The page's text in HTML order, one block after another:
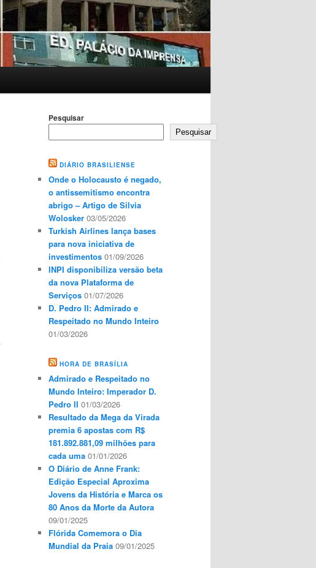
Pesquisar
Pesquisar
DIÁRIO BRASILIENSE
Onde o Holocausto é negado,
o antissemitismo encontra
abrigo – Artigo de Silvia
Wolosker 03/05/2026
Turkish Airlines lança bases
para nova iniciativa de
investimentos 01/09/2026
INPI disponibiliza versão beta
da nova Plataforma de
Serviços 01/07/2026
D. Pedro II: Admirado e
Respeitado no Mundo Inteiro
01/03/2026
HORA DE BRASÍLIA
Admirado e Respeitado no
Mundo Inteiro: Imperador D.
Pedro II 01/03/2026
Resultado da Mega da Virada
premia 6 apostas com R$
181.892.881,09 milhões para
cada uma 01/01/2026
O Diário de Anne Frank:
Edição Especial Aproxima
Jovens da História e Marca os
80 Anos da Morte da Autora
09/01/2025
Flórida Comemora o Dia
Mundial da Praia 09/01/2025